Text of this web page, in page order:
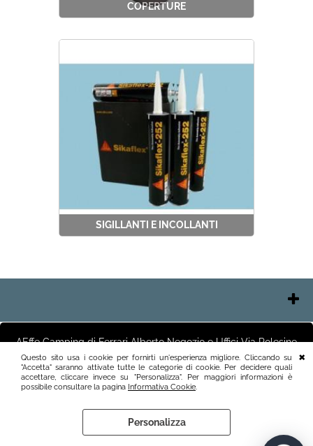
Questo sito usa i cookie per fornirti un'esperienza migliore. Cliccando su
"Accetta" saranno attivate tutte le categorie di cookie. Per decidere quali
accettare, cliccare invece su "Personalizza". Per maggiori informazioni è
possibile consultare la pagina Informativa Cookie.
Personalizza
COPERTURE
SIGILLANTI E INCOLLANTI
Spedizioni
Recesso e Condizioni
AEffe Camping di Ferrari Alberto Negozio e Uffici Via Polesine
2 25125 Brescia (BS) Magazzino Via Friuli 3 25125 Brescia (BS)
Italia P.I.03411250982 info@aeffecamping.it tel.3887818400
Preferenze cookie